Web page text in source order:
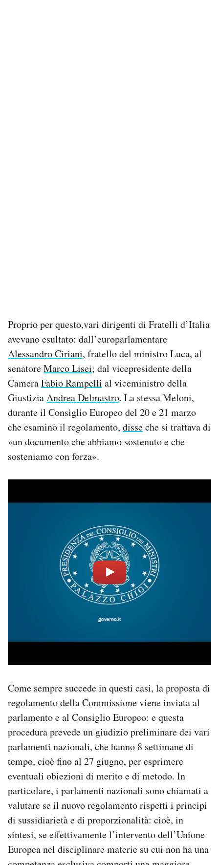
Proprio per questo,vari dirigenti di Fratelli d’Italia
avevano esultato: dall’europarlamentare
Alessandro Ciriani, fratello del ministro Luca, al
senatoreMarco Lisei; dal vicepresidente della
CameraFabio Rampelli al viceministro della
GiustiziaAndrea Delmastro. La stessa Meloni,
durante il Consiglio Europeo del 20 e 21 marzo
che esaminò il regolamento, disseche si trattava di
«un documento che abbiamo sostenuto e che
sosteniamo con forza».
Come sempre succede in questi casi, la proposta di
regolamento della Commissione viene inviata al
parlamento e al Consiglio Europeo: e questa
procedura prevede un giudizio preliminare dei vari
parlamenti nazionali, che hanno 8 settimane di
tempo, cioè fino al 27 giugno, per esprimere
eventuali obiezioni di merito e di metodo. In
particolare, i parlamenti nazionali sono chiamati a
valutare se il nuovo regolamento rispetti i principi
di sussidiarietà e di proporzionalità: cioè, in
sintesi, se effettivamente l’intervento dell’Unione
Europea nel disciplinare materie su cui non ha una